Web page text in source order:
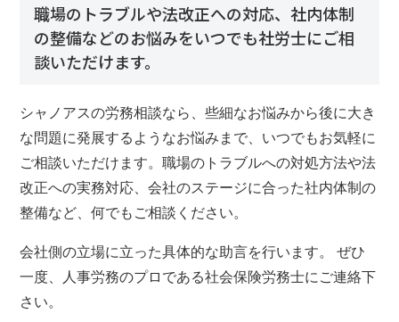
職場のトラブルや法改正への対応、社内体制
の整備などのお悩みをいつでも社労士にご相
談いただけます。
シャノアスの労務相談なら、些細なお悩みから後に大き
な問題に発展するようなお悩みまで、いつでもお気軽に
ご相談いただけます。職場のトラブルへの対処方法や法
改正への実務対応、会社のステージに合った社内体制の
整備など、何でもご相談ください。
会社側の立場に立った具体的な助言を行います。 ぜひ
一度、人事労務のプロである社会保険労務士にご連絡下
さい。